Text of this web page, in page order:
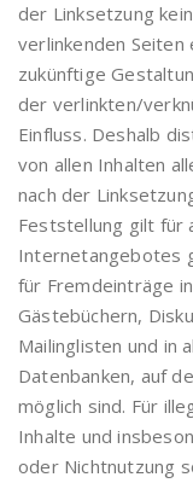
der Linksetzung
verlinkenden Seiten
zukünftige
der verlinkten/
Einfluss. Deshalb
von allen Inhalten
nach der
Feststellung gilt für
Internetangebotes
für Fremdeinträge
Gästebüchern,
Mailinglisten und in
Datenbanken, auf
möglich sind. Für
Inhalte und
oder Nichtnutzung